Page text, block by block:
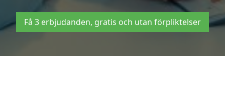
Få 3 erbjudanden, gratis och utan förpliktelser